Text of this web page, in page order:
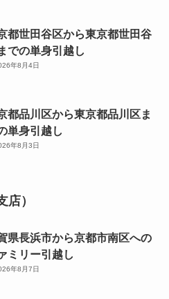
都世田谷区から東京都世田谷
での単身引越し
年8月4日
都品川区から東京都品川区ま
単身引越し
年8月3日
）
県長浜市から京都市南区への
ミリー引越し
年8月7日